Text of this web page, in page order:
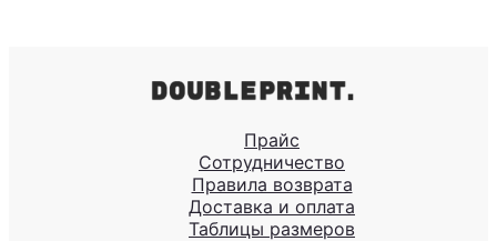
Прайс
Сотрудничество
Правила возврата
Доставка и оплата
Таблицы размеров